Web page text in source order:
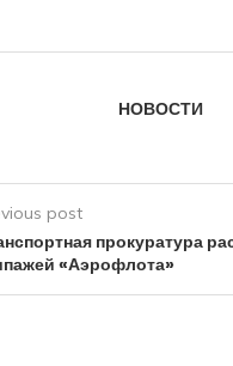
НОВОСТИ
post
прокуратура
«Аэрофлота»